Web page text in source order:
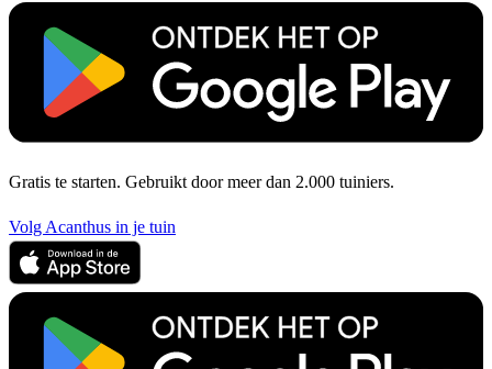
Gratis te starten. Gebruikt door meer dan 2.000 tuiniers.
Volg Acanthus in je tuin